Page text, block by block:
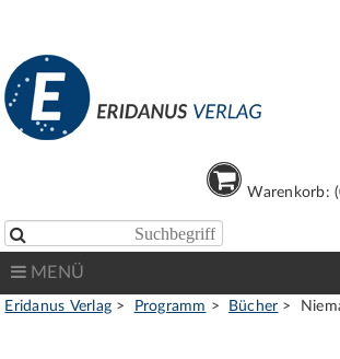
Warenkorb:

MENÜ
Eridanus Verlag Programm Bücher